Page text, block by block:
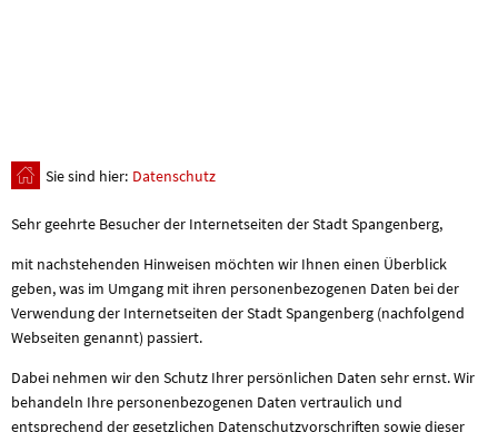
Sie sind hier: Datenschutz
Datenschutz
Sehr geehrte Besucher der Internetseiten der Stadt Spangenberg,
mit nachstehenden Hinweisen möchten wir Ihnen einen Überblick
geben, was im Umgang mit ihren personenbezogenen Daten bei der
Verwendung der Internetseiten der Stadt Spangenberg (nachfolgend
Webseiten genannt) passiert.
Dabei nehmen wir den Schutz Ihrer persönlichen Daten sehr ernst. Wir
behandeln Ihre personenbezogenen Daten vertraulich und
entsprechend der gesetzlichen Datenschutzvorschriften sowie dieser